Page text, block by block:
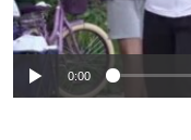
VIDEO
XABARLAR
ODNOKLASSNIKI
TELEGRAM
TWITTER
0:00